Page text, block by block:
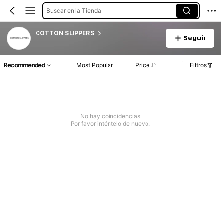
Buscar en la Tienda
COTTON SLIPPERS
Seguir
Recommended Most Popular Price Filtros
No hay coincidencias
Por favor inténtelo de nuevo.